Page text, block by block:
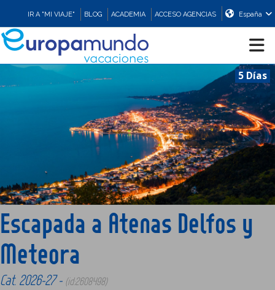
IR A "MI VIAJE" BLOG ACADEMIA ACCESO AGENCIAS España
CRUCEROS
EUROPA
ASIA
ORIENTE
PROMOCIONES
5 Días
Escapada a Atenas Delfos y
Meteora
Cat. 2026-27 - (id:2608498)